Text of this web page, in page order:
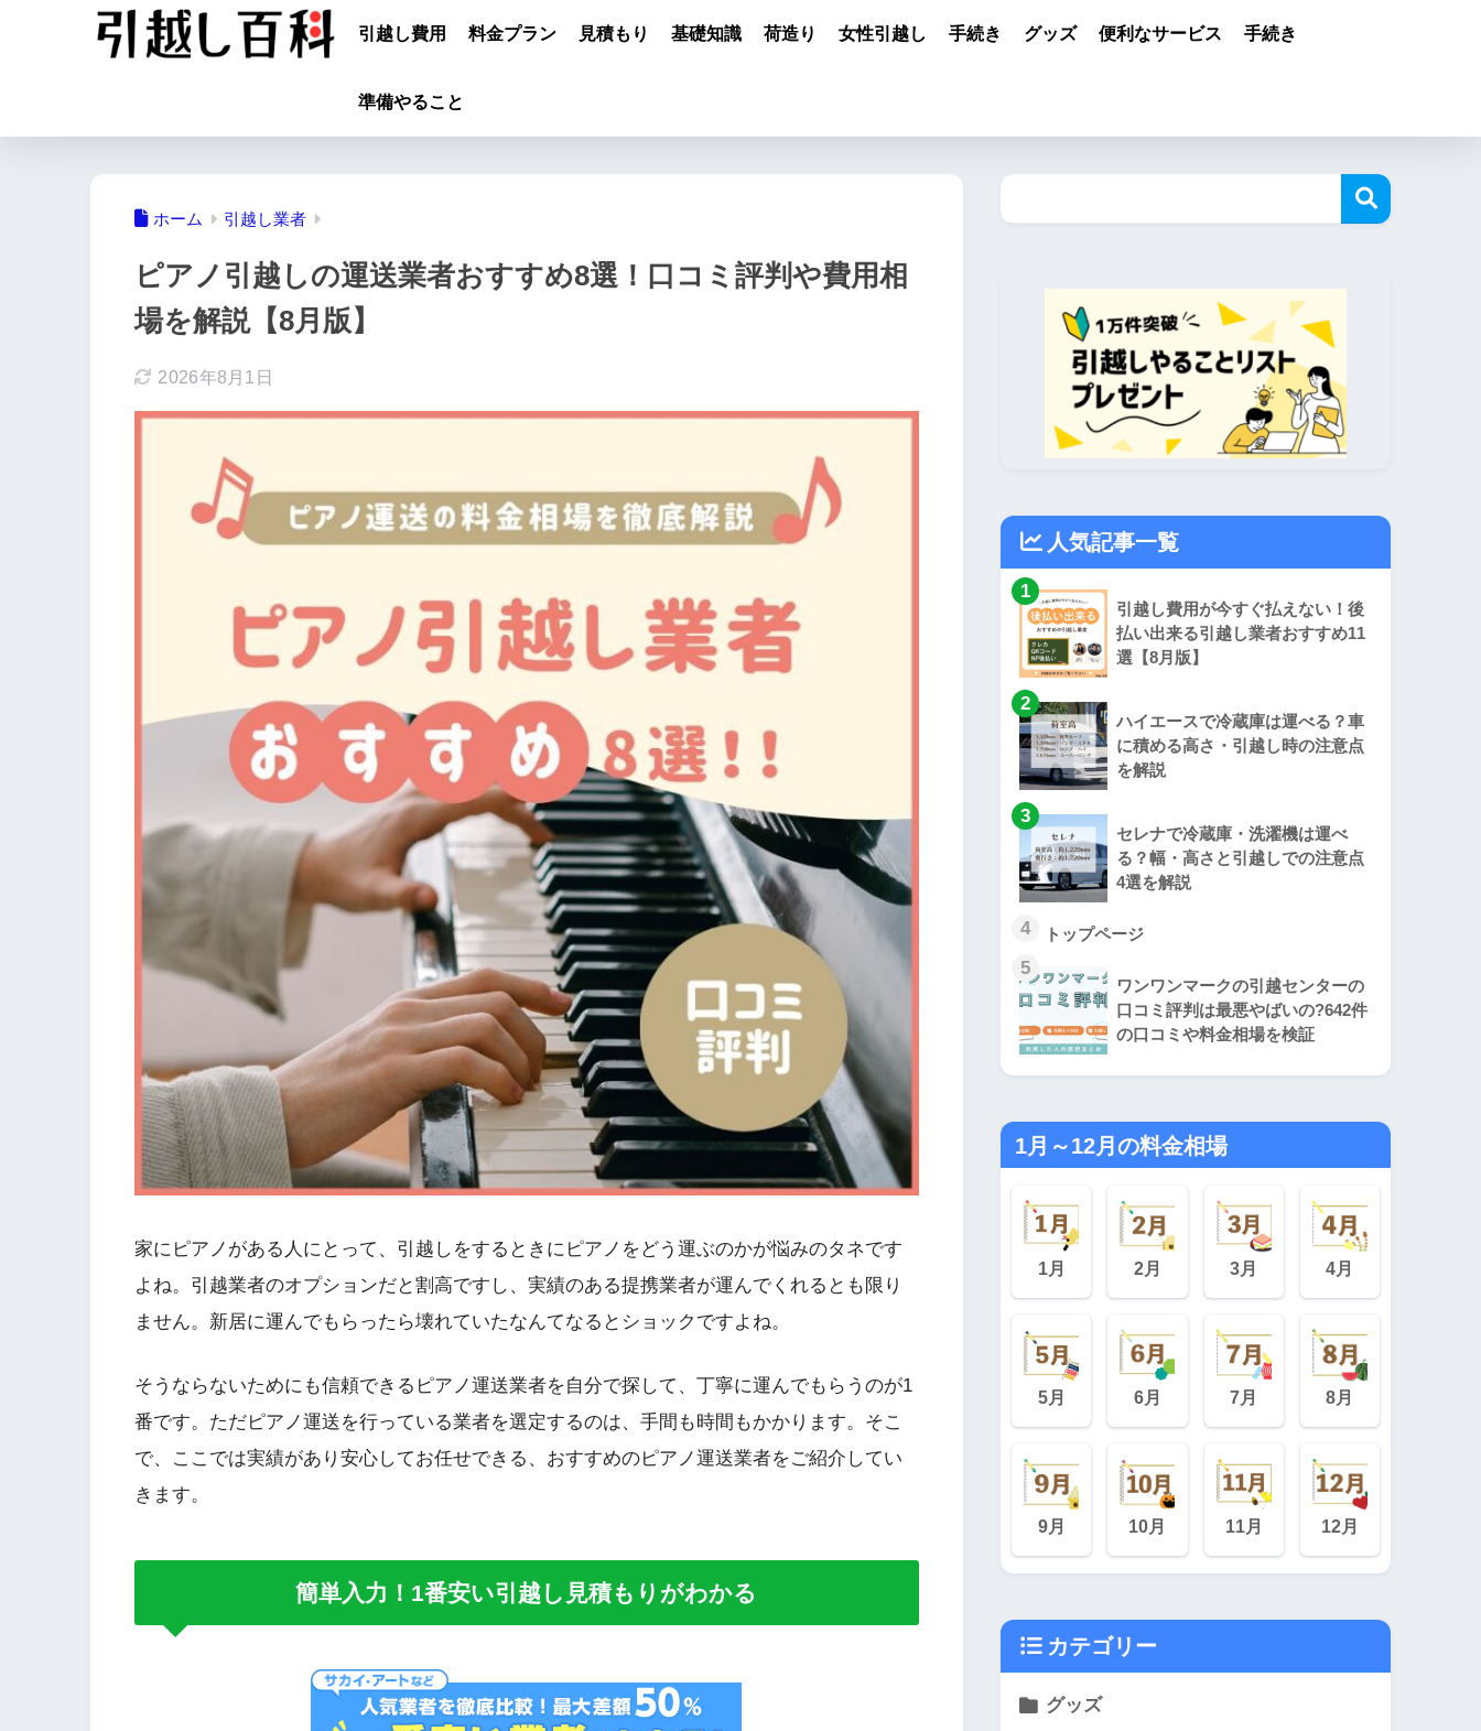
引越し費用 料金プラン 見積もり 基礎知識 荷造り 女性引越し 手続き グッズ 便利なサービス 手続き
準備やること
ホーム 引越し業者
ピアノ引越しの運送業者おすすめ8選！口コミ評判や費用相
場を解説【8月版】
2026年8月1日
家にピアノがある人にとって、引越しをするときにピアノをどう運ぶのかが悩みのタネです
よね。引越業者のオプションだと割高ですし、実績のある提携業者が運んでくれるとも限り
ません。新居に運んでもらったら壊れていたなんてなるとショックですよね。
そうならないためにも信頼できるピアノ運送業者を自分で探して、丁寧に運んでもらうのが1
番です。ただピアノ運送を行っている業者を選定するのは、手間も時間もかかります。そこ
で、ここでは実績があり安心してお任せできる、おすすめのピアノ運送業者をご紹介してい
きます。
簡単入力！1番安い引越し見積もりがわかる
人気記事一覧
1
引越し費用が今すぐ払えない！後
払い出来る引越し業者おすすめ11
選【8月版】
2
ハイエースで冷蔵庫は運べる？車
に積める高さ・引越し時の注意点
を解説
3
セレナで冷蔵庫・洗濯機は運べ
る？幅・高さと引越しでの注意点
4選を解説
4 トップページ
5
ワンワンマークの引越センターの
口コミ評判は最悪やばいの?642件
の口コミや料金相場を検証
1月～12月の料金相場
1月 2月 3月 4月
5月 6月 7月 8月
9月 10月 11月 12月
カテゴリー
グッズ